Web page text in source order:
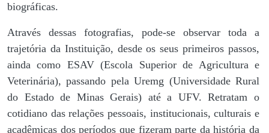
biográficas.
Através dessas fotografias, pode-se observar toda a
trajetória da Instituição, desde os seus primeiros passos,
ainda como ESAV (Escola Superior de Agricultura e
Veterinária), passando pela Uremg (Universidade Rural
do Estado de Minas Gerais) até a UFV. Retratam o
cotidiano das relações pessoais, institucionais, culturais e
acadêmicas dos períodos que fizeram parte da história da